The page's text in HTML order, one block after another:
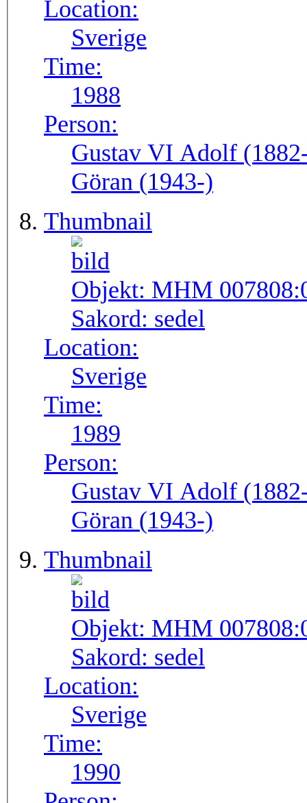
Location:
Sverige
Time:
1988
Person:
Gustav VI Adolf
Göran (1943-)
Thumbnail
Objekt: MHM
Sakord: sedel
Location:
Sverige
Time:
1989
Person:
Gustav VI Adolf
Göran (1943-)
Thumbnail
Objekt: MHM
Sakord: sedel
Location:
Sverige
Time:
1990